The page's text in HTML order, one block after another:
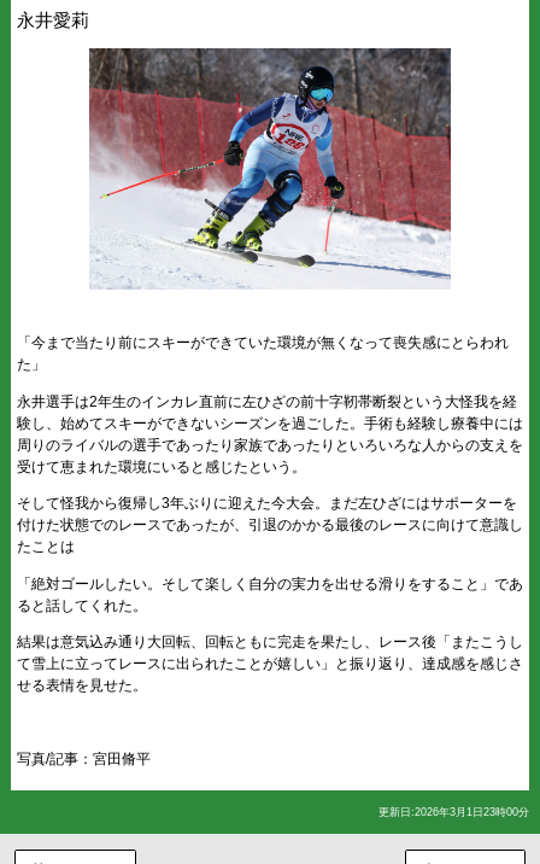
永井愛莉
「今まで当たり前にスキーができていた環境が無くなって喪失感にとらわれ
た」
永井選手は2年生のインカレ直前に左ひざの前十字靭帯断裂という大怪我を経
験し、始めてスキーができないシーズンを過ごした。手術も経験し療養中には
周りのライバルの選手であったり家族であったりといろいろな人からの支えを
受けて恵まれた環境にいると感じたという。
そして怪我から復帰し3年ぶりに迎えた今大会。まだ左ひざにはサポーターを
付けた状態でのレースであったが、引退のかかる最後のレースに向けて意識し
たことは
「絶対ゴールしたい。そして楽しく自分の実力を出せる滑りをすること」であ
ると話してくれた。
結果は意気込み通り大回転、回転ともに完走を果たし、レース後「またこうし
て雪上に立ってレースに出られたことが嬉しい」と振り返り、達成感を感じさ
せる表情を見せた。
写真/記事：宮田脩平
更新日:2026年3月1日23時00分